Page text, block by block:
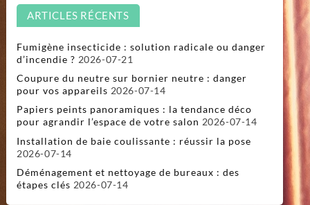
ARTICLES RÉCENTS
Fumigène insecticide : solution radicale ou danger
d’incendie ? 2026-07-21
Coupure du neutre sur bornier neutre : danger
pour vos appareils 2026-07-14
Papiers peints panoramiques : la tendance déco
pour agrandir l’espace de votre salon 2026-07-14
Installation de baie coulissante : réussir la pose
2026-07-14
Déménagement et nettoyage de bureaux : des
étapes clés 2026-07-14